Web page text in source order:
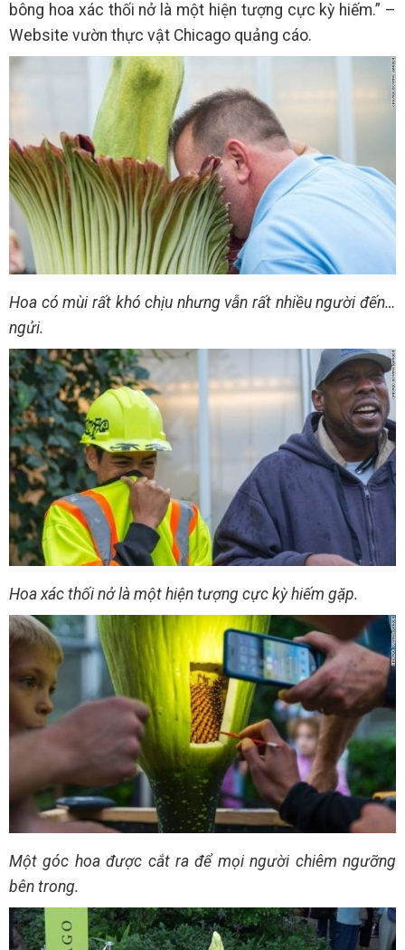
bông hoa xác thối nở là một hiện tượng cực kỳ hiếm.” –
Website vườn thực vật Chicago quảng cáo.
Hoa có mùi rất khó chịu nhưng vẫn rất nhiều người đến…
ngửi.
Hoa xác thối nở là một hiện tượng cực kỳ hiếm gặp.
Một góc hoa được cắt ra để mọi người chiêm ngưỡng
bên trong.